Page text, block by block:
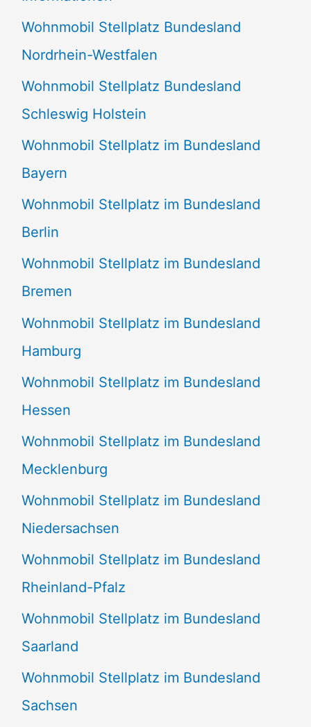
n
n
a
c
h
:
Wohnmobil Stellplatz Bundesland
Nordrhein-Westfalen
Wohnmobil Stellplatz Bundesland
Schleswig Holstein
Wohnmobil Stellplatz im Bundesland
Bayern
Wohnmobil Stellplatz im Bundesland
Berlin
Wohnmobil Stellplatz im Bundesland
Bremen
Wohnmobil Stellplatz im Bundesland
Hamburg
Wohnmobil Stellplatz im Bundesland
Hessen
Wohnmobil Stellplatz im Bundesland
Mecklenburg
Wohnmobil Stellplatz im Bundesland
Niedersachsen
Wohnmobil Stellplatz im Bundesland
Rheinland-Pfalz
Wohnmobil Stellplatz im Bundesland
Saarland
Wohnmobil Stellplatz im Bundesland
Sachsen